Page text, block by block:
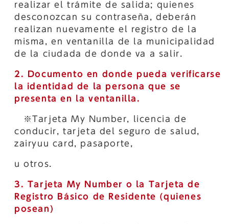
realizar el trámite de salida; quienes
desconozcan su contraseña, deberán
realizan nuevamente el registro de la
misma, en ventanilla de la municipalidad
de la ciudada de donde va a salir.
2. Documento en donde pueda verificarse
la identidad de la persona que se
presenta en la ventanilla.
※Tarjeta My Number, licencia de
conducir, tarjeta del seguro de salud,
zairyuu card, pasaporte,
u otros.
3. Tarjeta My Number o la Tarjeta de
Registro Básico de Residente (quienes
posean)